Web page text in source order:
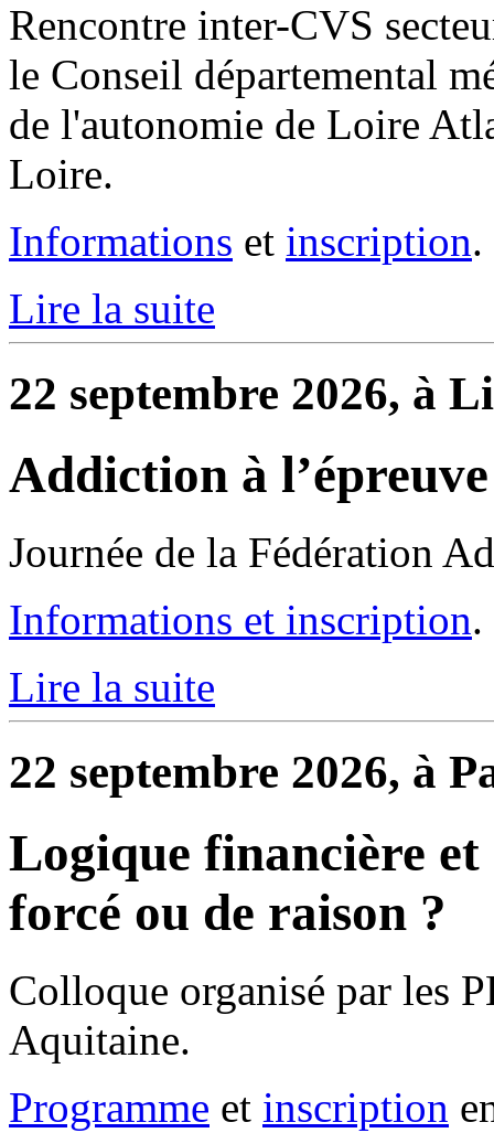
Rencontre inter-CVS
le Conseil départemental
de l'autonomie de Loire
Loire.
Informations et inscription.
Lire la suite
22 septembre 2026, à
Addiction à
Journée de la Fédération
Informations et inscription.
Lire la suite
22 septembre 2026, à
Logique financière
forcé ou de raison ?
Colloque organisé par les
Aquitaine.
Programme et inscription